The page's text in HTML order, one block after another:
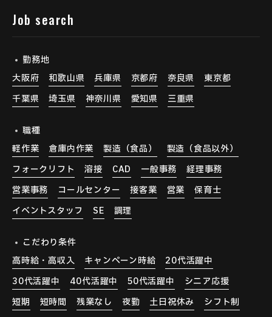
Job search
勤務地
大阪府
和歌山県 兵庫県 京都府 奈良県
東京都
千葉県
埼玉県 神奈川県 愛知県 三重県
職種
軽作業
倉庫内作業 製造（食品）
製造（食品以外）
フォークリフト
溶接 CAD 一般事務
経理事務
営業事務
コールセンター 接客業 営業
保育士
イベントスタッフ
SE 調理
こだわり条件
高時給・高収入
キャンペーン時給
20代活躍中
30代活躍中
40代活躍中 50代活躍中
シニア応援
短期
短時間 残業なし 夜勤 土日祝休み
シフト制